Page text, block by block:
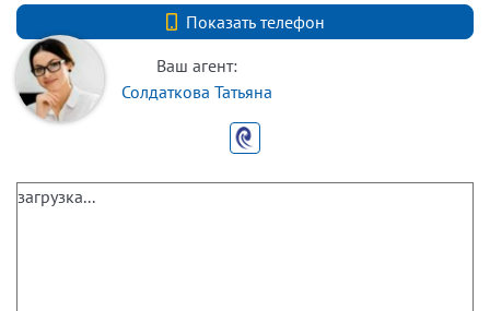
Показать телефон
+7 (812) 740-70-40
Ваш агент:
Солдаткова Татьяна
загрузка...